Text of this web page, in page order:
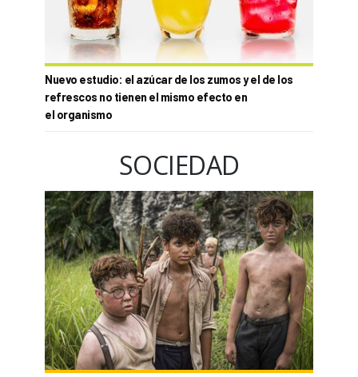
Nuevo estudio: el azúcar de los zumos y el de los
refrescos no tienen el mismo efecto en
el organismo
SOCIEDAD